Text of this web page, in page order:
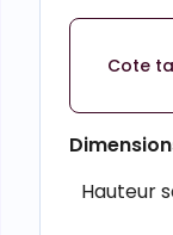
Cote
Hauteur